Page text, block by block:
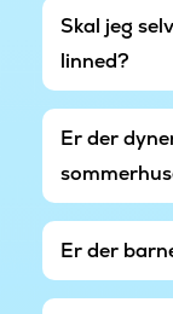
Skal jeg
linned?
Er der
Er der